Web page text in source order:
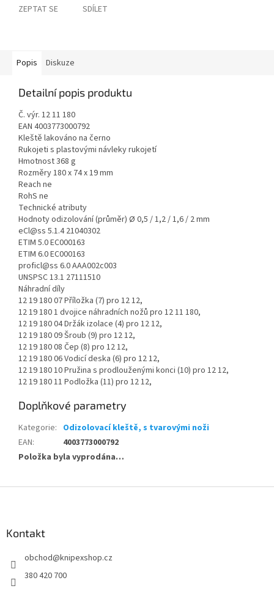
ZEPTAT SE SDÍLET
Popis Diskuze
Detailní popis produktu
Č. výr. 12 11 180
EAN 4003773000792
Kleště lakováno na černo
Rukojeti s plastovými návleky rukojetí
Hmotnost 368 g
Rozměry 180 x 74 x 19 mm
Reach ne
RohS ne
Technické atributy
Hodnoty odizolování (průměr) Ø 0,5 / 1,2 / 1,6 / 2 mm
eCl@ss 5.1.4 21040302
ETIM 5.0 EC000163
ETIM 6.0 EC000163
proficl@ss 6.0 AAA002c003
UNSPSC 13.1 27111510
Náhradní díly
12 19 180 07 Příložka (7) pro 12 12,
12 19 180 1 dvojice náhradních nožů pro 12 11 180,
12 19 180 04 Držák izolace (4) pro 12 12,
12 19 180 09 Šroub (9) pro 12 12,
12 19 180 08 Čep (8) pro 12 12,
12 19 180 06 Vodicí deska (6) pro 12 12,
12 19 180 10 Pružina s prodlouženými konci (10) pro 12 12,
12 19 180 11 Podložka (11) pro 12 12,
Doplňkové parametry
Kategorie: Odizolovací kleště, s tvarovými noži
EAN:
4003773000792
Položka byla vyprodána…
Kontakt
obchod@knipexshop.cz
380 420 700